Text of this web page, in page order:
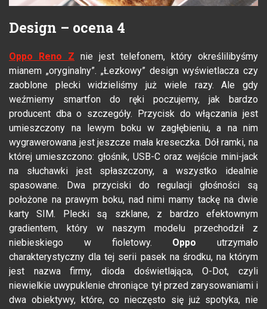
Design – ocena 4
Oppo Reno Z nie jest telefonem, który określilibyśmy
mianem „oryginalny”. „Łezkowy” design wyświetlacza czy
zaoblone plecki widzieliśmy już wiele razy. Ale gdy
weźmiemy smartfon do ręki poczujemy, jak bardzo
producent dba o szczegóły. Przycisk do włączania jest
umieszczony na lewym boku w zagłębieniu, a na nim
wygrawerowana jest jeszcze mała kreseczka. Dół ramki, na
której umieszczono: głośnik, USB-C oraz wejście mini-jack
na słuchawki jest spłaszczony, a wszystko idealnie
spasowane. Dwa przyciski do regulacji głośności są
położone na prawym boku, nad nimi mamy tackę na dwie
karty SIM. Plecki są szklane, z bardzo efektownym
gradientem, który w naszym modelu przechodził z
niebieskiego w fioletowy. Oppo utrzymało
charakterystyczny dla tej serii pasek na środku, na którym
jest nazwa firmy, dioda doświetlająca, O-Dot, czyli
niewielkie uwypuklenie chroniące tył przed zarysowaniami i
dwa obiektywy, które, co nieczęsto się już spotyka, nie